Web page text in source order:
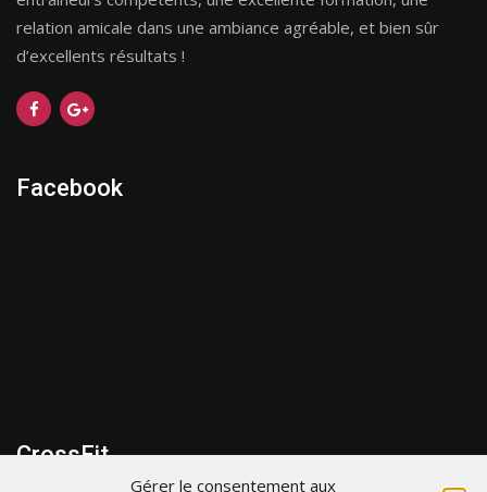
Gérer le consentement aux
relation amicale dans une ambiance agréable, et bien sûr
d’excellents résultats !
Facebook
CrossFit